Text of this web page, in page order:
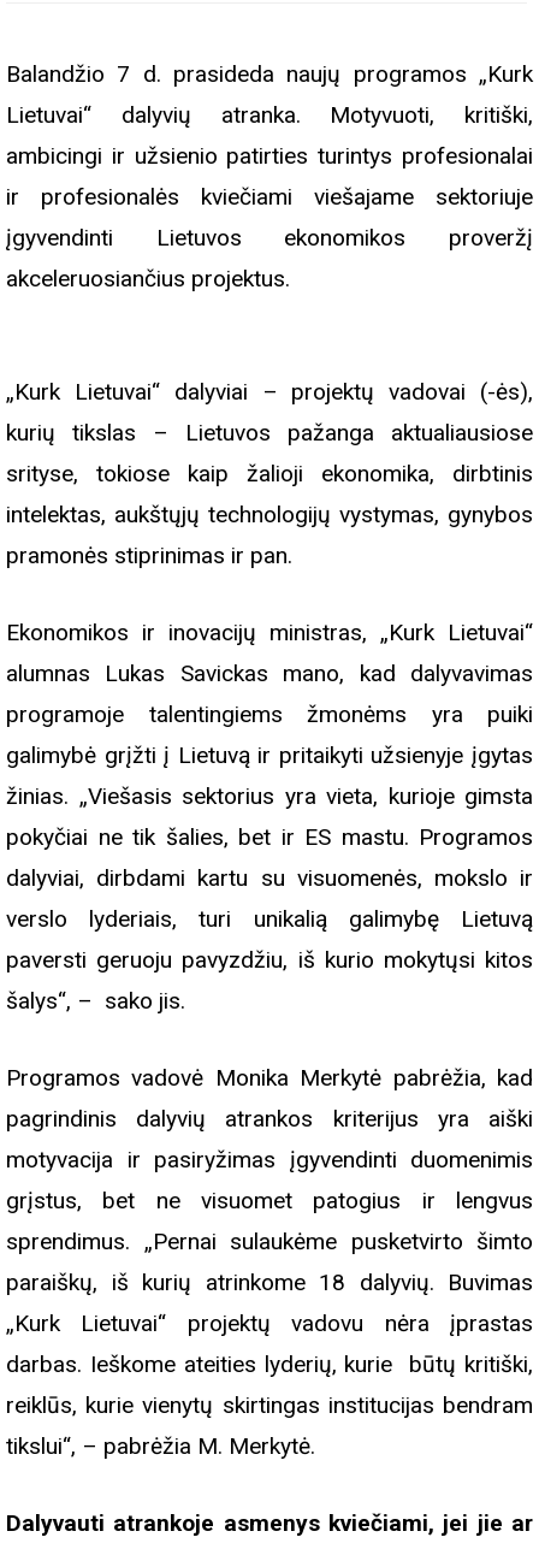
Balandžio 7 d. prasideda naujų programos „Kurk
Lietuvai“ dalyvių atranka. Motyvuoti, kritiški,
ambicingi ir užsienio patirties turintys profesionalai
ir profesionalės kviečiami viešajame sektoriuje
įgyvendinti Lietuvos ekonomikos proveržį
akceleruosiančius projektus.
„Kurk Lietuvai“ dalyviai – projektų vadovai (-ės),
kurių tikslas – Lietuvos pažanga aktualiausiose
srityse, tokiose kaip žalioji ekonomika, dirbtinis
intelektas, aukštųjų technologijų vystymas, gynybos
pramonės stiprinimas ir pan.
Ekonomikos ir inovacijų ministras, „Kurk Lietuvai“
alumnas Lukas Savickas mano, kad dalyvavimas
programoje talentingiems žmonėms yra puiki
galimybė grįžti į Lietuvą ir pritaikyti užsienyje įgytas
žinias. „Viešasis sektorius yra vieta, kurioje gimsta
pokyčiai ne tik šalies, bet ir ES mastu. Programos
dalyviai, dirbdami kartu su visuomenės, mokslo ir
verslo lyderiais, turi unikalią galimybę Lietuvą
paversti geruoju pavyzdžiu, iš kurio mokytųsi kitos
šalys“, – sako jis.
Programos vadovė Monika Merkytė pabrėžia, kad
pagrindinis dalyvių atrankos kriterijus yra aiški
motyvacija ir pasiryžimas įgyvendinti duomenimis
grįstus, bet ne visuomet patogius ir lengvus
sprendimus. „Pernai sulaukėme pusketvirto šimto
paraiškų, iš kurių atrinkome 18 dalyvių. Buvimas
„Kurk Lietuvai“ projektų vadovu nėra įprastas
darbas. Ieškome ateities lyderių, kurie būtų kritiški,
reiklūs, kurie vienytų skirtingas institucijas bendram
tikslui“, – pabrėžia M. Merkytė.
Dalyvauti atrankoje asmenys kviečiami, jei jie ar